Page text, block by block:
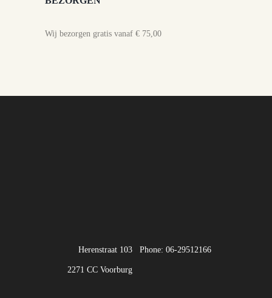
Wij bezorgen gratis vanaf € 75,00
Phone: 06-29512166
Herenstraat 103
2271 CC Voorburg